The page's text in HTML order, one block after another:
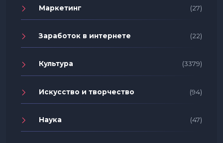
Маркетинг (27)
Заработок в интернете (22)
Культура (3379)
Искусство и творчество (94)
Наука (47)